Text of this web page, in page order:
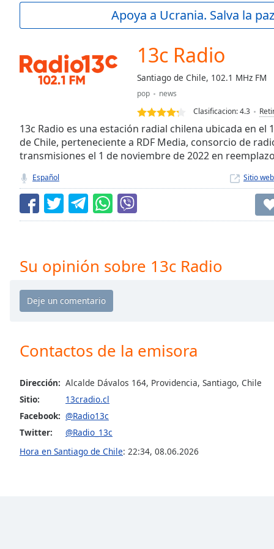
Current
Loaded:
0.00%
Seek to
currently
behind
Remaining
Time-
Chapters
descriptions
Subtitles
subtitles
settings
opens
Apoya a Ucrania. Salva la
13c Radio
Santiago de Chile, 102.1 MHz FM
pop
news
Clasificacion:4.3
13c Radio es una estación radial chilena ubicada en el
de Chile, perteneciente a RDF Media, consorcio de
transmisiones el 1 de noviembre de 2022 en
Español Sitio web
Su opinión sobre 13c Radio
Contactos de la emisora
Dirección: Alcalde Dávalos 164, Providencia, Santiago, Chile
Sitio:
13cradio.cl
Facebook: @Radio13c
Twitter:
@Radio_13c
Hora en Santiago de Chile: 22:34, 08.06.2026